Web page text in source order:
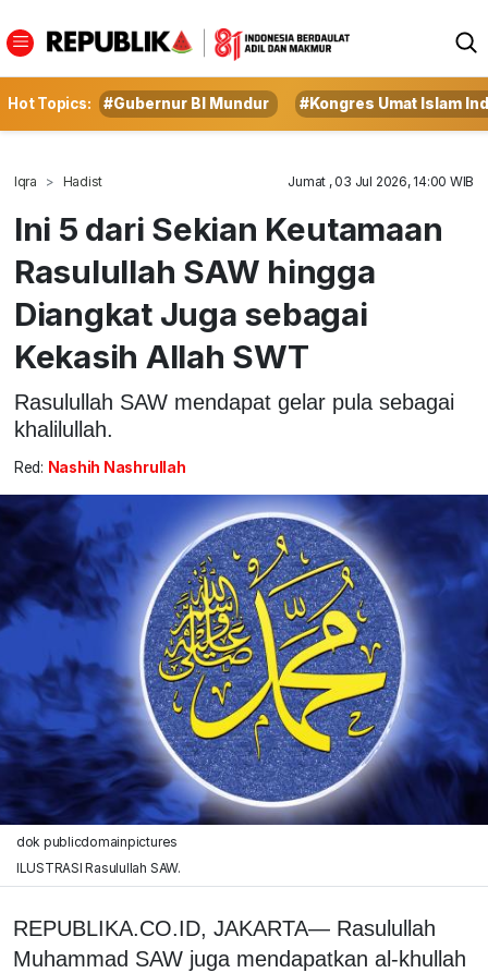
Hot Topics: #Gubernur BI Mundur #Kongres Umat Islam
Iqra Hadist Jumat , 03 Jul 2026, 14:00 WIB
Ini 5 dari Sekian Keutamaan
Rasulullah SAW hingga
Diangkat Juga sebagai
Kekasih Allah SWT
Rasulullah SAW mendapat gelar pula sebagai
khalilullah.
Red: Nashih Nashrullah
dok publicdomainpictures
ILUSTRASI Rasulullah SAW.
REPUBLIKA.CO.ID, JAKARTA— Rasulullah
Muhammad SAW juga mendapatkan al-khullah